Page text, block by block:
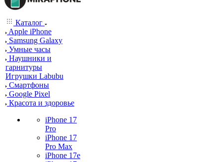
Каталог
Apple iPhone
Samsung Galaxy
Умные часы
Наушники и
гарнитуры
Игрушки Labubu
Смартфоны
Google Pixel
Красота и здоровье
iPhone 17
Pro
iPhone 17
Pro Max
iPhone 17e